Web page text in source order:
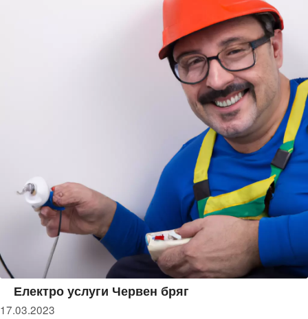
Електро услуги Червен бряг
17.03.2023